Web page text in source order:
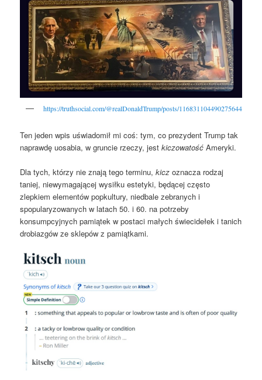
https://truthsocial.com/@realDonaldTrump/posts/116831104490275644
Ten jeden wpis uświadomił mi coś: tym, co prezydent Trump tak
naprawdę uosabia, w gruncie rzeczy, jestkiczowatośćAmeryki.
Dla tych, którzy nie znają tego terminu,kiczoznacza rodzaj
taniej, niewymagającej wysiłku estetyki, będącej często
zlepkiem elementów popkultury, niedbale zebranych i
spopularyzowanych w latach 50. i 60. na potrzeby
konsumpcyjnych pamiątek w postaci małych świecidełek i tanich
drobiazgów ze sklepów z pamiątkami.